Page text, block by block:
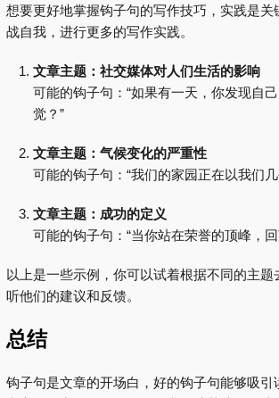
想要更好地掌握钩子句的写作技巧，实践是
战自我，进行更多的写作实践。
文章主题：社交媒体对人们生活的影响
可能的钩子句：“如果有一天，你发现自
觉？”
文章主题：气候变化的严重性
可能的钩子句：“我们的家园正在以我们
文章主题：成功的定义
可能的钩子句：“当你站在荣誉的顶峰，
以上是一些示例，你可以试着根据不同的主
听他们的建议和反馈。
总结
钩子句是文章的开场白，好的钩子句能够吸